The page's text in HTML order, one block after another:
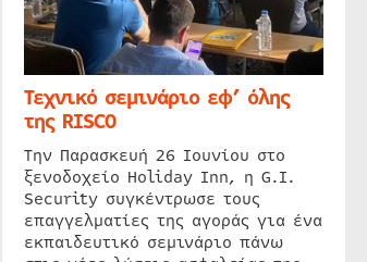
Τεχνικό σεμινάριο εφ’ όλης
της RISCO
Την Παρασκευή 26 Ιουνίου στο
ξενοδοχείο Holiday Inn, η G.I.
Security συγκέντρωσε τους
επαγγελματίες της αγοράς για ένα
εκπαιδευτικό σεμινάριο πάνω